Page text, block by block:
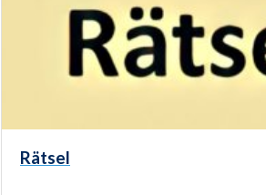
Rätsel